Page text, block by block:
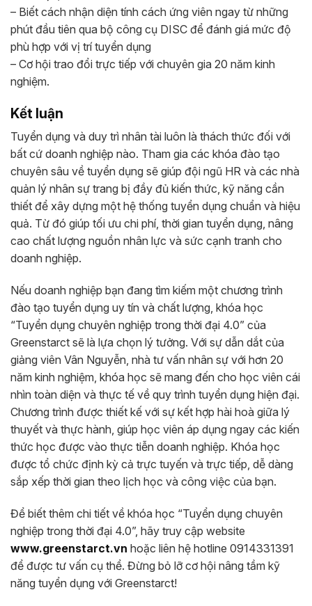
– Biết cách nhận diện tính cách ứng viên ngay từ những
phút đầu tiên qua bộ công cụ DISC để đánh giá mức độ
phù hợp với vị trí tuyển dụng
– Cơ hội trao đổi trực tiếp với chuyên gia 20 năm kinh
nghiệm.
Kết luận
Tuyển dụng và duy trì nhân tài luôn là thách thức đối với
bất cứ doanh nghiệp nào. Tham gia các khóa đào tạo
chuyên sâu về tuyển dụng sẽ giúp đội ngũ HR và các nhà
quản lý nhân sự trang bị đầy đủ kiến thức, kỹ năng cần
thiết để xây dựng một hệ thống tuyển dụng chuẩn và hiệu
quả. Từ đó giúp tối ưu chi phí, thời gian tuyển dụng, nâng
cao chất lượng nguồn nhân lực và sức cạnh tranh cho
doanh nghiệp.
Nếu doanh nghiệp bạn đang tìm kiếm một chương trình
đào tạo tuyển dụng uy tín và chất lượng, khóa học
“Tuyển dụng chuyên nghiệp trong thời đại 4.0” của
Greenstarct sẽ là lựa chọn lý tưởng. Với sự dẫn dắt của
giảng viên Vân Nguyễn, nhà tư vấn nhân sự với hơn 20
năm kinh nghiệm, khóa học sẽ mang đến cho học viên cái
nhìn toàn diện và thực tế về quy trình tuyển dụng hiện đại.
Chương trình được thiết kế với sự kết hợp hài hoà giữa lý
thuyết và thực hành, giúp học viên áp dụng ngay các kiến
thức học được vào thực tiễn doanh nghiệp. Khóa học
được tổ chức định kỳ cả trực tuyến và trực tiếp, dễ dàng
sắp xếp thời gian theo lịch học và công việc của bạn.
Để biết thêm chi tiết về khóa học “Tuyển dụng chuyên
nghiệp trong thời đại 4.0”, hãy truy cập website
www.greenstarct.vn hoặc liên hệ hotline 0914331391
để được tư vấn cụ thể. Đừng bỏ lỡ cơ hội nâng tầm kỹ
năng tuyển dụng với Greenstarct!